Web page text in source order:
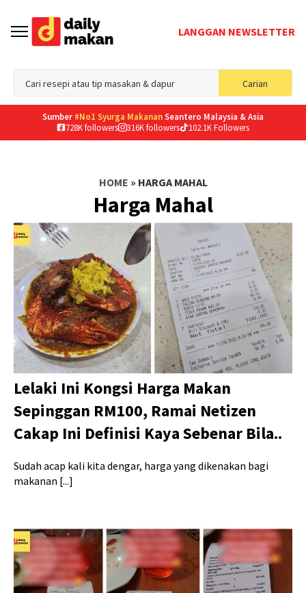
LANGGAN NEWSLETTER
Carian
for:
Sumber #No1 Syurga MakananSeantero Malaysia & Asia
728K followers
316K followers 102.1K Followers
HOME » HARGA MAHAL
Harga Mahal
Lelaki Ini Kongsi Harga Makan
Sepinggan RM100, Ramai Netizen
Cakap Ini Definisi Kaya Sebenar Bila..
Sudah acap kali kita dengar, harga yang dikenakan bagi
makanan [...]